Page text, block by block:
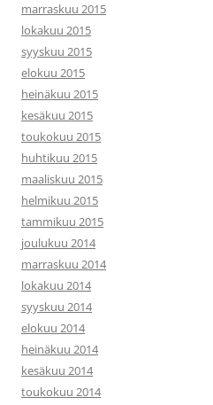
marraskuu 2015
lokakuu 2015
syyskuu 2015
elokuu 2015
heinäkuu 2015
kesäkuu 2015
toukokuu 2015
huhtikuu 2015
maaliskuu 2015
helmikuu 2015
tammikuu 2015
joulukuu 2014
marraskuu 2014
lokakuu 2014
syyskuu 2014
elokuu 2014
heinäkuu 2014
kesäkuu 2014
toukokuu 2014